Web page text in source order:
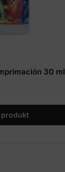
30 ml
produkt